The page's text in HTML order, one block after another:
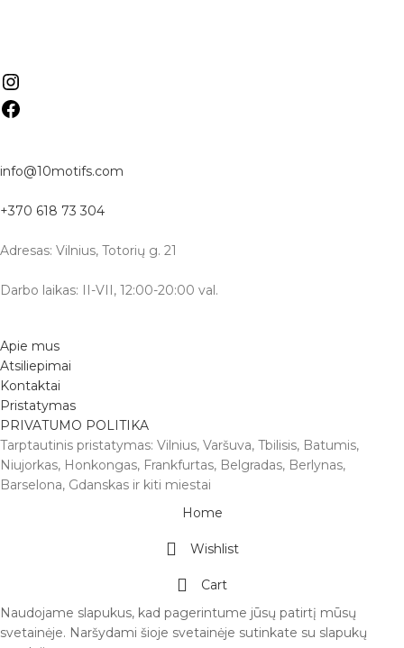
info@10motifs.com
+370 618 73 304
Adresas: Vilnius, Totorių g. 21
Darbo laikas: II-VII, 12:00-20:00 val.
Apie mus
Atsiliepimai
Kontaktai
Pristatymas
PRIVATUMO POLITIKA
Tarptautinis pristatymas: Vilnius, Varšuva, Tbilisis, Batumis,
Niujorkas, Honkongas, Frankfurtas, Belgradas, Berlynas,
Barselona, Gdanskas ir kiti miestai
Home
Wishlist
Cart
Naudojame slapukus, kad pagerintume jūsų patirtį mūsų
svetainėje. Naršydami šioje svetainėje sutinkate su slapukų